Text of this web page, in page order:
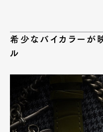
希少なバイカラーが
ル